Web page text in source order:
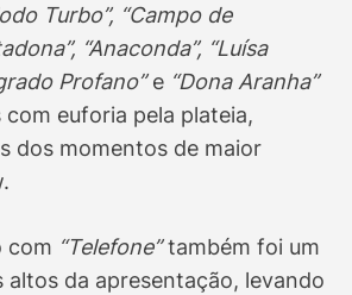
Turbo”, “Campo de
“Anaconda”, “Luísa
Profano”e “Dona Aranha”
euforia pela plateia,
dos momentos de maior
com “Telefone”também foi um
altos da apresentação, levando